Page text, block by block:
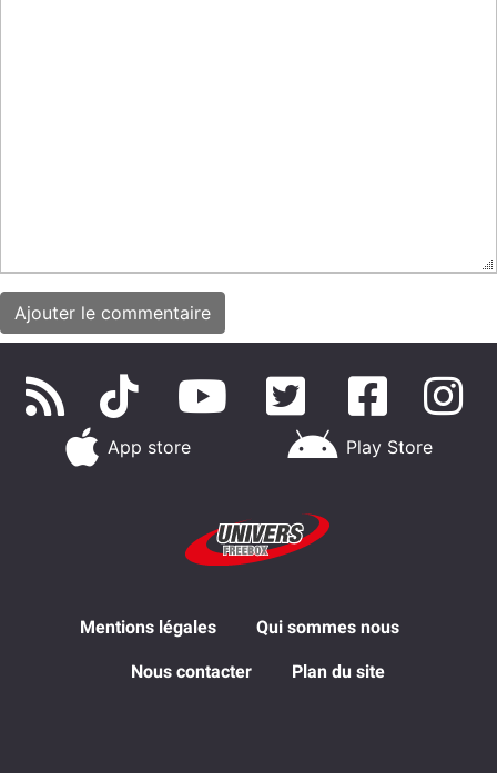
App store Play Store
Mentions légales Qui sommes nous
Nous contacter Plan du site